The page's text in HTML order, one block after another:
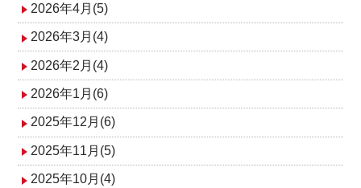
2026年4月(5)
2026年3月(4)
2026年2月(4)
2026年1月(6)
2025年12月(6)
2025年11月(5)
2025年10月(4)